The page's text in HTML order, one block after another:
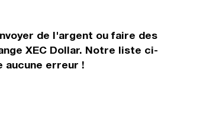
de l'argent ou faire des
XEC Dollar. Notre liste ci-
aucune erreur !